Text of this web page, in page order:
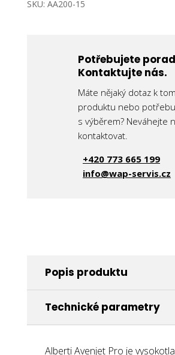
SKU: AA200-15
Potřebujete
Kontaktujte nás.
Máte nějaký dotaz k
produktu nebo
s výběrem? Neváhejte
kontaktovat.
+420 773 665 199
info@wap-servis.cz
Popis produktu
Technické parametry
Alberti Avenjet Pro je